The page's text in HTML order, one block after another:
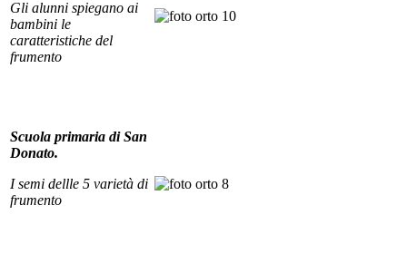
Gli alunni spiegano ai
bambini le
caratteristiche del
frumento
Scuola primaria di San
Donato.
I semi dellle 5 varietà di
frumento